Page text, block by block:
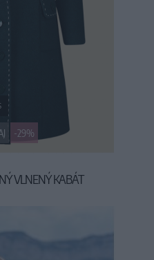
-29%
VLNENÝ KABÁT